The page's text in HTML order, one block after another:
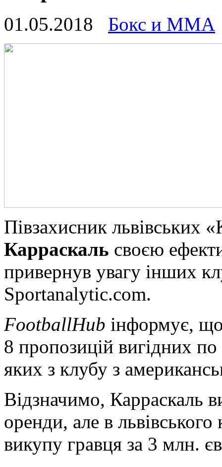
01.05.2018 Бокс и ММА
Півзaxисник львівських
Карраскаль своєю
привернув увагу інших
Sportanalytic.com.
FootballHub інформує, що
8 пропозицій вигідних
яких з клубу з
Відзначимо, Карраскаль
оренди, але в
викупу гравця за 3 млн.